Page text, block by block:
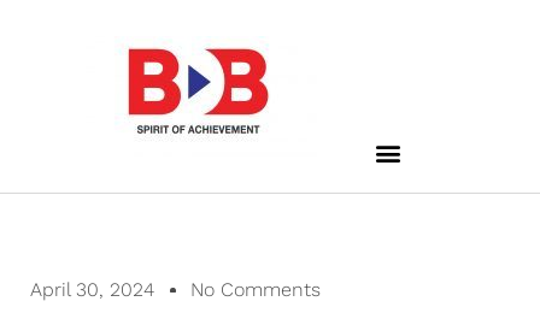
April 30, 2024 No Comments